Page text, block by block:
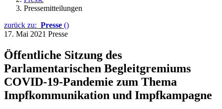
Pressemitteilungen
zurück zu: Presse ()
17. Mai 2021 Presse
Öffentliche Sitzung des
Parlamentarischen Begleitgremiums
COVID-19-Pandemie zum Thema
Impfkommunikation und Impfkampagne